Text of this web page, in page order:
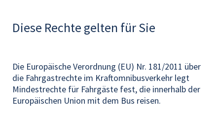
Diese Rechte gelten für Sie
Die Europäische Verordnung (EU) Nr. 181/2011 über
die Fahrgastrechte im Kraftomnibusverkehr legt
Mindestrechte für Fahrgäste fest, die innerhalb der
Europäischen Union mit dem Bus reisen.